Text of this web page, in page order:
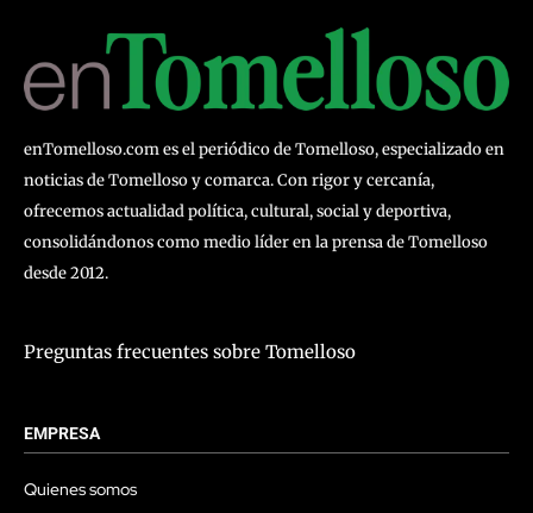
enTomelloso.com es el periódico de Tomelloso, especializado en
noticias de Tomelloso y comarca. Con rigor y cercanía,
ofrecemos actualidad política, cultural, social y deportiva,
consolidándonos como medio líder en la prensa de Tomelloso
desde 2012.
Preguntas frecuentes sobre Tomelloso
EMPRESA
Quienes somos